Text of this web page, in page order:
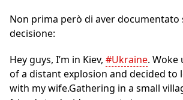
Non prima però di aver documentato
decisione:
Hey guys, I’m in Kiev, #Ukraine. Woke
of a distant explosion and decided to
with my wife.Gathering in a small